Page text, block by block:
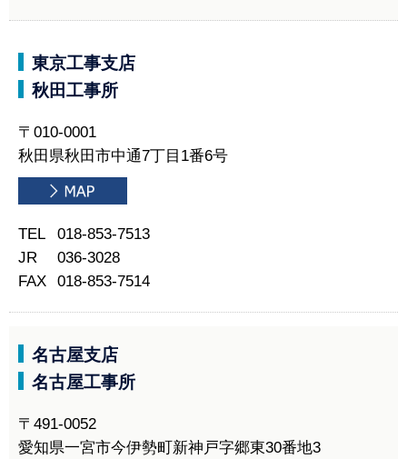
東京工事支店
秋田工事所
〒010-0001
秋田県秋田市中通7丁目1番6号
TEL
018-853-7513
JR
036-3028
FAX
018-853-7514
名古屋支店
名古屋工事所
〒491-0052
愛知県一宮市今伊勢町新神戸字郷東30番地3